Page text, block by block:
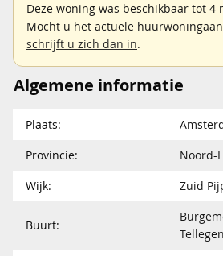
Deze woning was beschikbaar tot 4
Mocht u het actuele
schrijft u zich dan in.
Algemene informatie
Plaats:
Provincie:
Noord-
Wijk:
Zuid
Buurt: